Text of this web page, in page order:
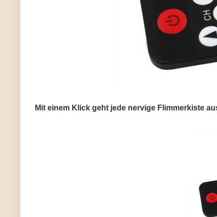
Mit einem Klick geht jede nervige Flimmerkiste